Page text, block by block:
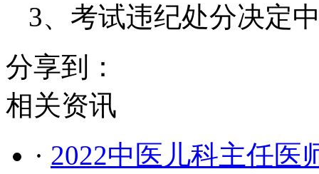
3、考试违纪处分决定
分享到：
相关资讯
· 2022中医儿科主任医